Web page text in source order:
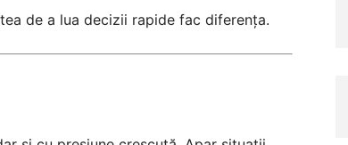
de a lua decizii rapide fac diferența.